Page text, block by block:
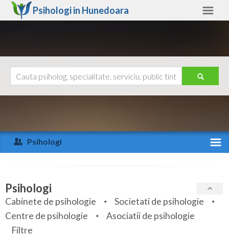
Psihologi in Hunedoara
Arad
Arges
Bihor
Bistrita-Nasaud
Ajutor
Psihologi
Specialitati
Servicii
Articole
Psihologi
Cabinete de psihologie
Societati de psihologie
Centre de psihologie
Asociatii de psihologie
Filtre